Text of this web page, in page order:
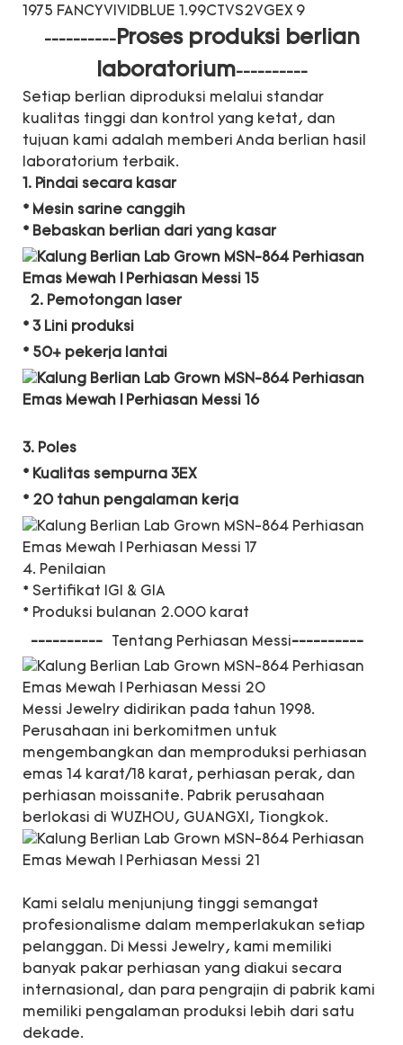
----------Proses produksi berlian
laboratorium----------
Setiap berlian diproduksi melalui standar
kualitas tinggi dan kontrol yang ketat, dan
tujuan kami adalah memberi Anda berlian hasil
laboratorium terbaik.
1. Pindai secara kasar
* Mesin sarine canggih
* Bebaskan berlian dari yang kasar
2. Pemotongan laser
* 3 Lini produksi
* 50+ pekerja lantai
3. Poles
* Kualitas sempurna 3EX
* 20 tahun pengalaman kerja
4. Penilaian
* Sertifikat IGI & GIA
* Produksi bulanan 2.000 karat
----------
Tentang Perhiasan Messi----------
Messi Jewelry didirikan pada tahun 1998.
Perusahaan ini berkomitmen untuk
mengembangkan dan memproduksi perhiasan
emas 14 karat/18 karat, perhiasan perak, dan
perhiasan moissanite. Pabrik perusahaan
berlokasi di WUZHOU, GUANGXI, Tiongkok.
Kami selalu menjunjung tinggi semangat
profesionalisme dalam memperlakukan setiap
pelanggan. Di Messi Jewelry, kami memiliki
banyak pakar perhiasan yang diakui secara
internasional, dan para pengrajin di pabrik kami
memiliki pengalaman produksi lebih dari satu
dekade.